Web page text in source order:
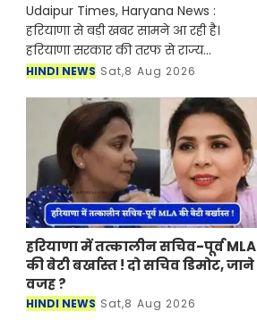
Udaipur Times, Haryana News :
हरियाणा से बड़ी खबर सामने आ रही है।
हरियाणा सरकार की तरफ से राज्य
अनुसूचित जाति आयोग में नई नियुक्तियों
हरियाणा सरकार की तरफ से राज्य
HINDI NEWS Sat,8 Aug 2026
हरियाणा में तत्कालीन सचिव-पूर्व MLA
की बेटी बर्खास्त ! दो सचिव डिमोट, जाने
वजह ?
HINDI NEWS Sat,8 Aug 2026